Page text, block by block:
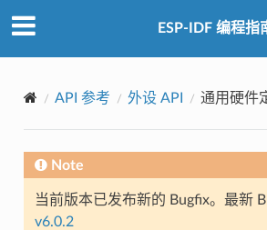
ESP-IDF 编程指
API 参考 外设 API 通用硬件
Note
当前版本已发布新的 Bugfix。最新
v6.0.2